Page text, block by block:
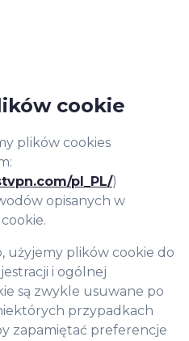
cookie
plików cookies
pl_PL/)
opisanych w
użyjemy plików cookie do
i ogólnej
są zwykle usuwane po
przypadkach
zapamiętać preferencje